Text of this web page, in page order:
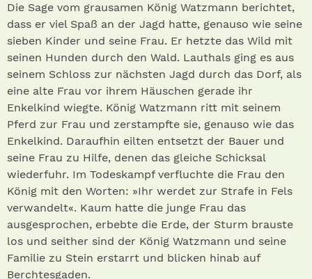
Die Sage vom grausamen König Watzmann berichtet,
dass er viel Spaß an der Jagd hatte, genauso wie seine
sieben Kinder und seine Frau. Er hetzte das Wild mit
seinen Hunden durch den Wald. Lauthals ging es aus
seinem Schloss zur nächsten Jagd durch das Dorf, als
eine alte Frau vor ihrem Häuschen gerade ihr
Enkelkind wiegte. König Watzmann ritt mit seinem
Pferd zur Frau und zerstampfte sie, genauso wie das
Enkelkind. Daraufhin eilten entsetzt der Bauer und
seine Frau zu Hilfe, denen das gleiche Schicksal
wiederfuhr. Im Todeskampf verfluchte die Frau den
König mit den Worten: »Ihr werdet zur Strafe in Fels
verwandelt«. Kaum hatte die junge Frau das
ausgesprochen, erbebte die Erde, der Sturm brauste
los und seither sind der König Watzmann und seine
Familie zu Stein erstarrt und blicken hinab auf
Berchtesgaden.